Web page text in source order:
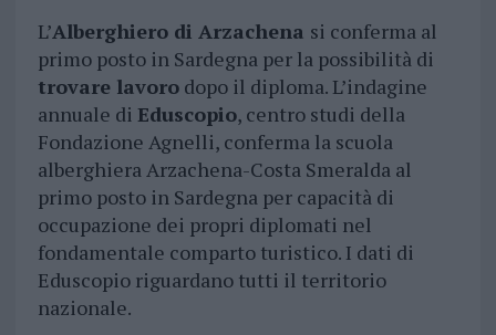
L’Alberghiero di Arzachena si conferma al
primo posto in Sardegna per la possibilità di
trovare lavorodopo il diploma. L’indagine
annuale di Eduscopio, centro studi della
Fondazione Agnelli, conferma la scuola
alberghiera Arzachena-Costa Smeralda al
primo posto in Sardegna per capacità di
occupazione dei propri diplomati nel
fondamentale comparto turistico. I dati di
Eduscopio riguardano tutti il territorio
nazionale.